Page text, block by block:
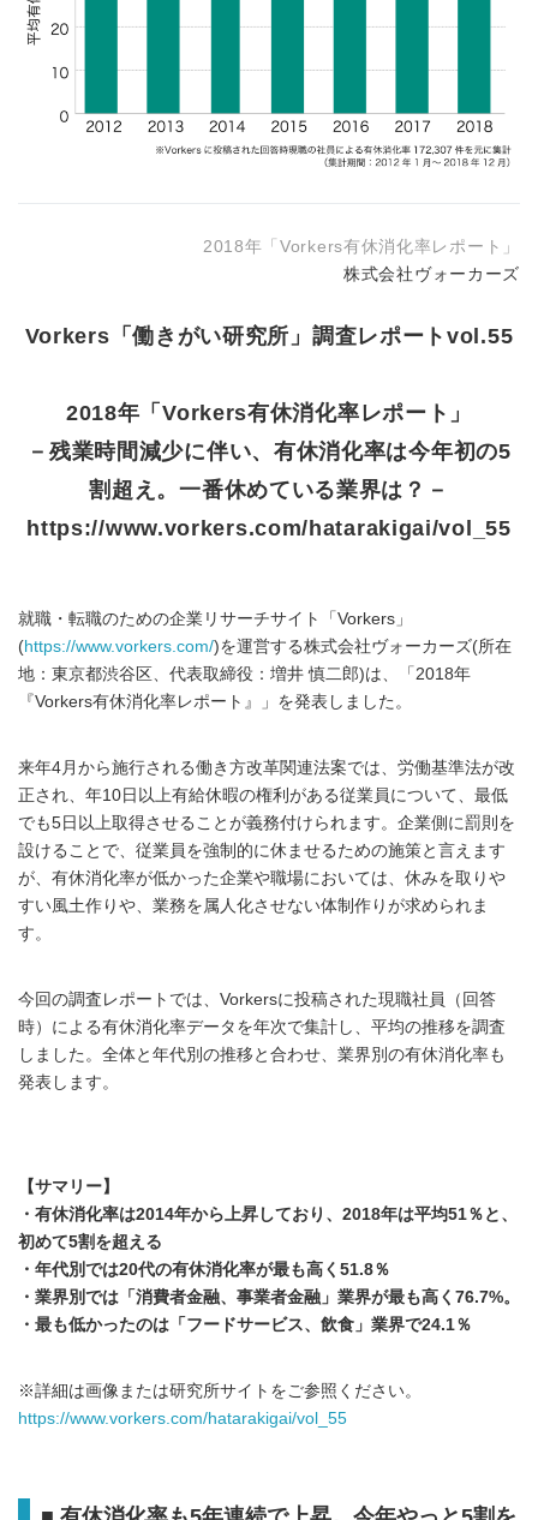
2018年「Vorkers有休消化率レポート」
株式会社ヴォーカーズ
Vorkers「働きがい研究所」調査レポートvol.55
2018年「Vorkers有休消化率レポート」
－残業時間減少に伴い、有休消化率は今年初の5
割超え。一番休めている業界は？－
https://www.vorkers.com/hatarakigai/vol_55
就職・転職のための企業リサーチサイト「Vorkers」
(https://www.vorkers.com/)を運営する株式会社ヴォーカーズ(所在
地：東京都渋谷区、代表取締役：増井 慎二郎)は、「2018年
『Vorkers有休消化率レポート』」を発表しました。
来年4月から施行される働き方改革関連法案では、労働基準法が改
正され、年10日以上有給休暇の権利がある従業員について、最低
でも5日以上取得させることが義務付けられます。企業側に罰則を
設けることで、従業員を強制的に休ませるための施策と言えます
が、有休消化率が低かった企業や職場においては、休みを取りや
すい風土作りや、業務を属人化させない体制作りが求められま
す。
今回の調査レポートでは、Vorkersに投稿された現職社員（回答
時）による有休消化率データを年次で集計し、平均の推移を調査
しました。全体と年代別の推移と合わせ、業界別の有休消化率も
発表します。
【サマリー】
・有休消化率は2014年から上昇しており、2018年は平均51％と、
初めて5割を超える
・年代別では20代の有休消化率が最も高く51.8％
・業界別では「消費者金融、事業者金融」業界が最も高く76.7%。
・最も低かったのは「フードサービス、飲食」業界で24.1％
※詳細は画像または研究所サイトをご参照ください。
https://www.vorkers.com/hatarakigai/vol_55